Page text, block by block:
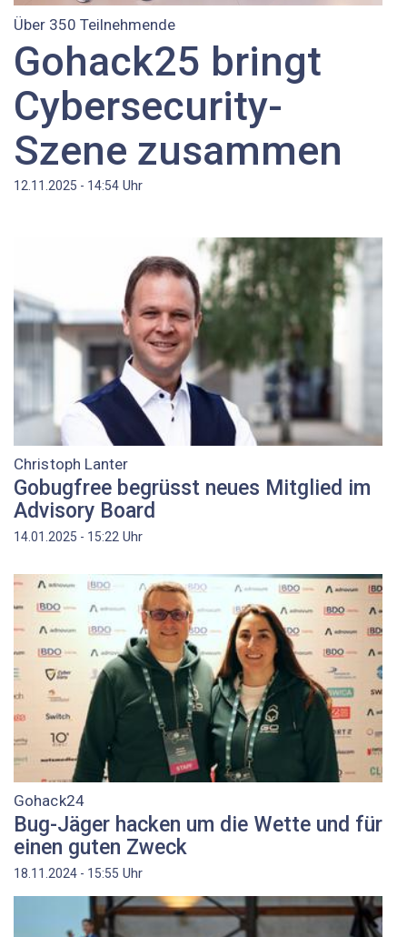
Über 350 Teilnehmende
Gohack25 bringt
Cybersecurity-
Szene zusammen
12.11.2025 - 14:54 Uhr
Christoph Lanter
Gobugfree begrüsst neues Mitglied im
Advisory Board
14.01.2025 - 15:22 Uhr
Gohack24
Bug-Jäger hacken um die Wette und für
einen guten Zweck
18.11.2024 - 15:55 Uhr